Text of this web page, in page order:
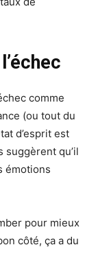
comme
(ou tout du
d’esprit est
qu’il
émotions
pour mieux
côté, ça a du